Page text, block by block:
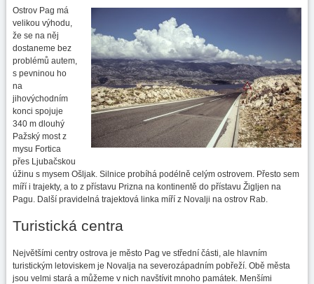
Ostrov Pag má
velikou výhodu,
že se na něj
dostaneme bez
problémů autem,
s pevninou ho
na
jihovýchodním
konci spojuje
340 m dlouhý
Pažský most z
mysu Fortica
přes Ljubačskou
úžinu s mysem Ošljak. Silnice probíhá podélně celým ostrovem. Přesto sem
míří i trajekty, a to z přístavu Prizna na kontinentě do přístavu Žigljen na
Pagu. Další pravidelná trajektová linka míří z Novalji na ostrov Rab.
Turistická centra
Největšími centry ostrova je město Pag ve střední části, ale hlavním
turistickým letoviskem je Novalja na severozápadním pobřeží. Obě města
jsou velmi stará a můžeme v nich navštívit mnoho památek. Menšími